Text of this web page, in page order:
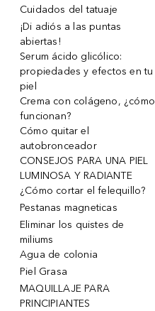
Cuidados del tatuaje
¡Di adiós a las puntas
abiertas!
Serum ácido glicólico:
propiedades y efectos en tu
piel
Crema con colágeno, ¿cómo
funcionan?
Cómo quitar el
autobronceador
CONSEJOS PARA UNA PIEL
LUMINOSA Y RADIANTE
¿Cómo cortar el felequillo?
Pestanas magneticas
Eliminar los quistes de
miliums
Agua de colonia
Piel Grasa
MAQUILLAJE PARA
PRINCIPIANTES